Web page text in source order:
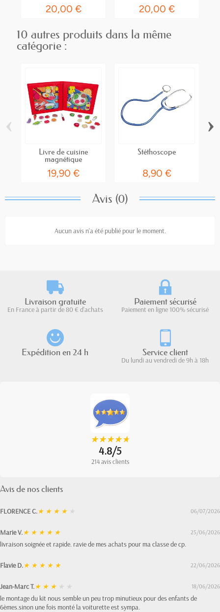
20,00 € 20,00 €
10 autres produits dans la même
catégorie :
Livre de cuisine
magnétique
19,90 €
Stéthoscope
8,90 €
‹ ›
Avis (0)
Aucun avis n'a été publié pour le moment.
Livraison gratuite
En France à partir de 80 € d'achats
Paiement sécurisé
Paiement en ligne 100% sécurisé
Expédition en 24 h Service client
Du lundi au vendredi de 9h à 18h
★
★★
★★
★★
★★
★
4.8/5
214 avis clients
Avis de nos clients
FLORENCE C.★ ★ ★ ★ ★ 06/07/2026
Marie V.★ ★ ★ ★ ★ 25/06/2026
livraison soignée et rapide. ravie de mes achats pour ma classe de cp.
Flavie D.★ ★ ★ ★ ★ 22/06/2026
Jean-Marc T.★ ★ ★ ★ ★ 18/06/2026
le montage du kit nous semble un peu trop minutieux pour des enfants de
6èmes.sinon une fois monté la voiturette est sympa.